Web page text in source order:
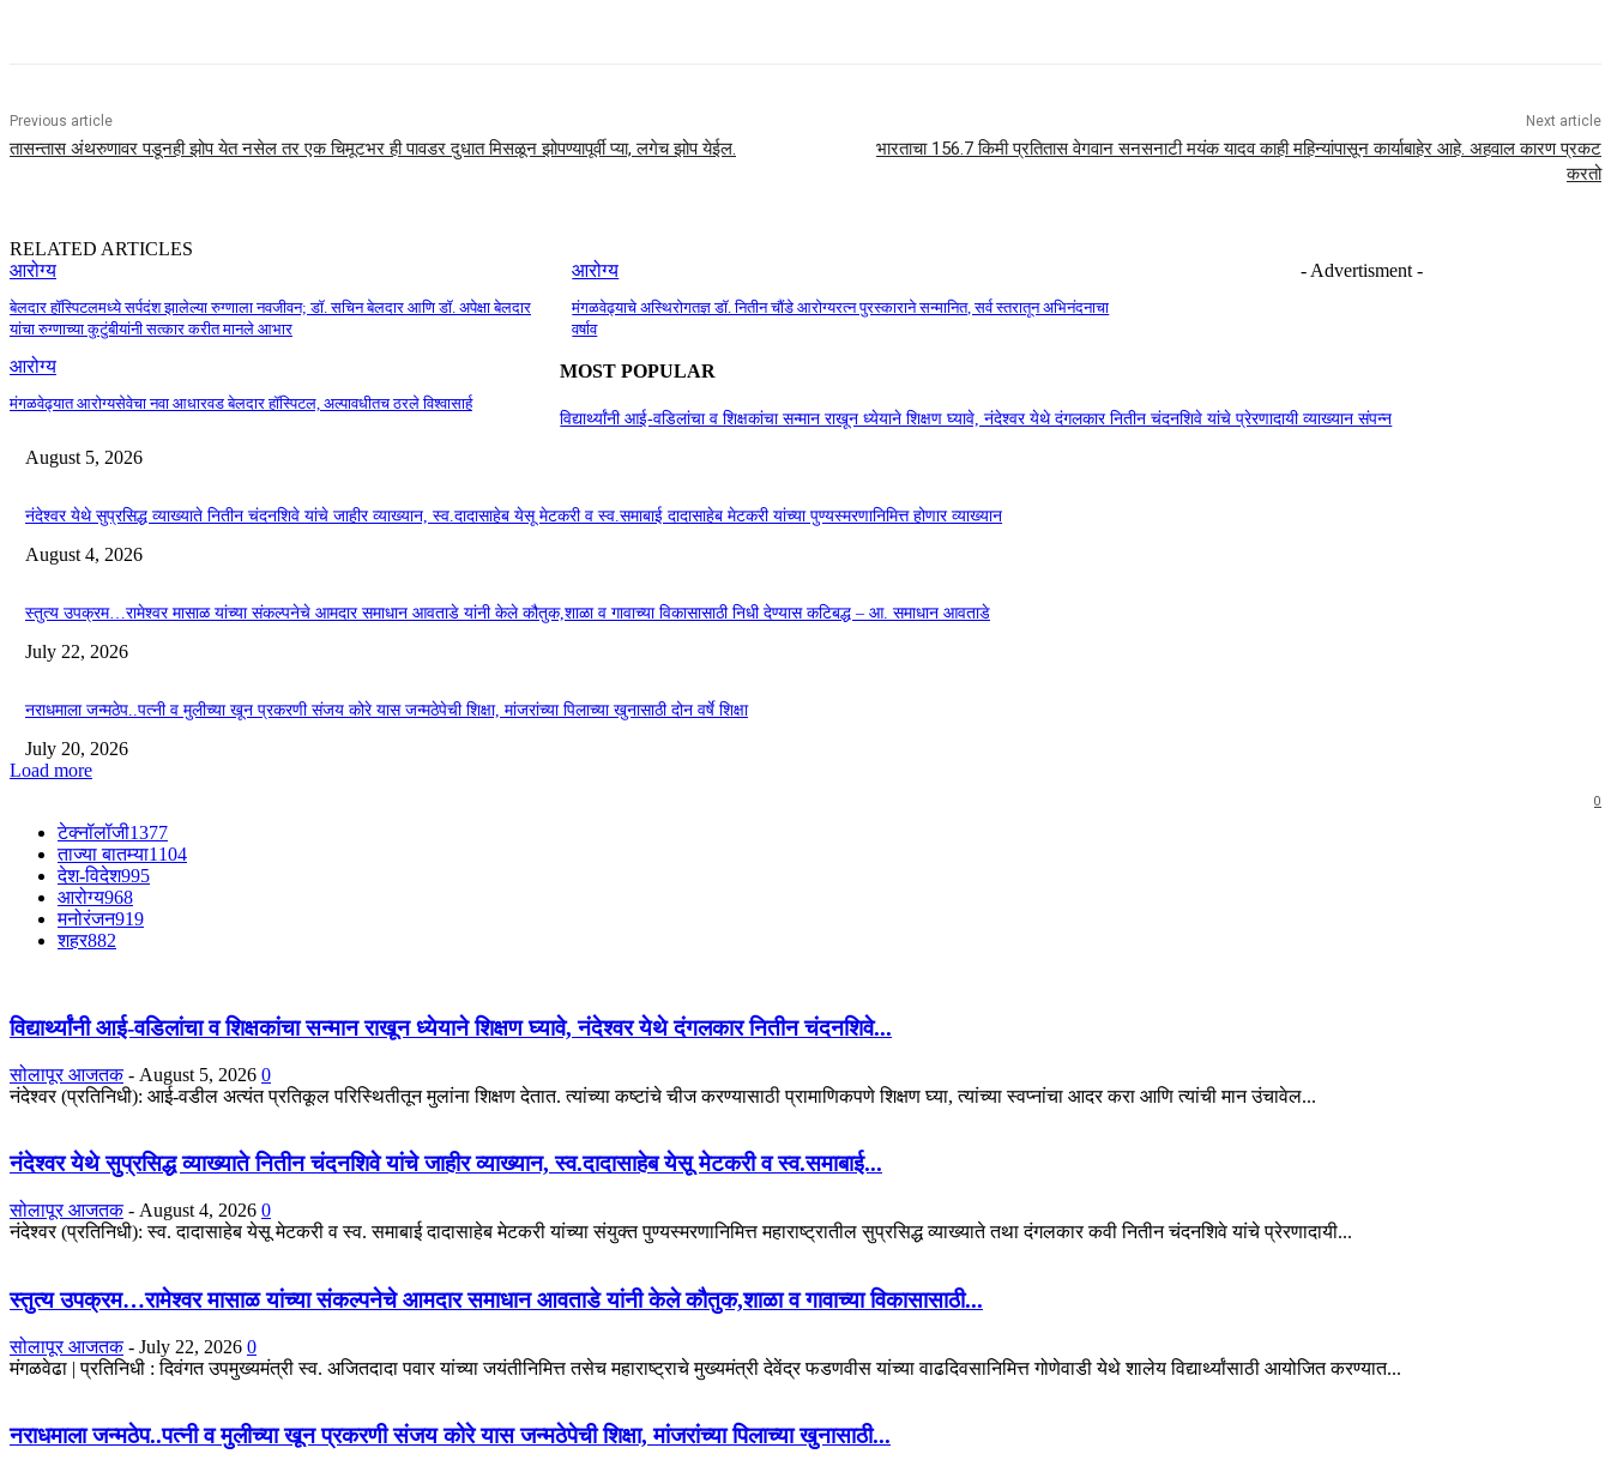
Previous article
तासन्तास अंथरुणावर पडूनही झोप येत नसेल तर एक चिमूटभर ही पावडर दुधात मिसळून झोपण्यापूर्वी प्या, लगेच झोप येईल.
Next article
भारताचा 156.7 किमी प्रतितास वेगवान सनसनाटी मयंक यादव काही महिन्यांपासून कार्याबाहेर आहे. अहवाल कारण प्रकट
करतो
RELATED ARTICLES
आरोग्य
बेलदार हॉस्पिटलमध्ये सर्पदंश झालेल्या रुग्णाला नवजीवन; डॉ. सचिन बेलदार आणि डॉ. अपेक्षा बेलदार
यांचा रुग्णाच्या कुटुंबीयांनी सत्कार करीत मानले आभार
आरोग्य
मंगळवेढ्याचे अस्थिरोगतज्ञ डॉ. नितीन चौंडे आरोग्यरत्न पुरस्काराने सन्मानित, सर्व स्तरातून अभिनंदनाचा
वर्षाव
आरोग्य
मंगळवेढ्यात आरोग्यसेवेचा नवा आधारवड बेलदार हॉस्पिटल, अल्पावधीतच ठरले विश्वासार्ह
- Advertisment -
MOST POPULAR
विद्यार्थ्यांनी आई-वडिलांचा व शिक्षकांचा सन्मान राखून ध्येयाने शिक्षण घ्यावे, नंदेश्वर येथे दंगलकार नितीन चंदनशिवे यांचे प्रेरणादायी व्याख्यान संपन्न
August 5, 2026
नंदेश्वर येथे सुप्रसिद्ध व्याख्याते नितीन चंदनशिवे यांचे जाहीर व्याख्यान, स्व.दादासाहेब येसू मेटकरी व स्व.समाबाई दादासाहेब मेटकरी यांच्या पुण्यस्मरणानिमित्त होणार व्याख्यान
August 4, 2026
स्तुत्य उपक्रम…रामेश्वर मासाळ यांच्या संकल्पनेचे आमदार समाधान आवताडे यांनी केले कौतुक,शाळा व गावाच्या विकासासाठी निधी देण्यास कटिबद्ध – आ. समाधान आवताडे
July 22, 2026
नराधमाला जन्मठेप..पत्नी व मुलीच्या खून प्रकरणी संजय कोरे यास जन्मठेपेची शिक्षा, मांजरांच्या पिलाच्या खुनासाठी दोन वर्षे शिक्षा
July 20, 2026
Load more
0
टेक्नॉलॉजी1377
ताज्या बातम्या1104
देश-विदेश995
आरोग्य968
मनोरंजन919
शहर882
विद्यार्थ्यांनी आई-वडिलांचा व शिक्षकांचा सन्मान राखून ध्येयाने शिक्षण घ्यावे, नंदेश्वर येथे दंगलकार नितीन चंदनशिवे...
सोलापूर आजतक - August 5, 2026 0
नंदेश्वर (प्रतिनिधी): आई-वडील अत्यंत प्रतिकूल परिस्थितीतून मुलांना शिक्षण देतात. त्यांच्या कष्टांचे चीज करण्यासाठी प्रामाणिकपणे शिक्षण घ्या, त्यांच्या स्वप्नांचा आदर करा आणि त्यांची मान उंचावेल...
नंदेश्वर येथे सुप्रसिद्ध व्याख्याते नितीन चंदनशिवे यांचे जाहीर व्याख्यान, स्व.दादासाहेब येसू मेटकरी व स्व.समाबाई...
सोलापूर आजतक - August 4, 2026 0
नंदेश्वर (प्रतिनिधी): स्व. दादासाहेब येसू मेटकरी व स्व. समाबाई दादासाहेब मेटकरी यांच्या संयुक्त पुण्यस्मरणानिमित्त महाराष्ट्रातील सुप्रसिद्ध व्याख्याते तथा दंगलकार कवी नितीन चंदनशिवे यांचे प्रेरणादायी...
स्तुत्य उपक्रम…रामेश्वर मासाळ यांच्या संकल्पनेचे आमदार समाधान आवताडे यांनी केले कौतुक,शाळा व गावाच्या विकासासाठी...
सोलापूर आजतक - July 22, 2026 0
मंगळवेढा | प्रतिनिधी : दिवंगत उपमुख्यमंत्री स्व. अजितदादा पवार यांच्या जयंतीनिमित्त तसेच महाराष्ट्राचे मुख्यमंत्री देवेंद्र फडणवीस यांच्या वाढदिवसानिमित्त गोणेवाडी येथे शालेय विद्यार्थ्यांसाठी आयोजित करण्यात...
नराधमाला जन्मठेप..पत्नी व मुलीच्या खून प्रकरणी संजय कोरे यास जन्मठेपेची शिक्षा, मांजरांच्या पिलाच्या खुनासाठी...